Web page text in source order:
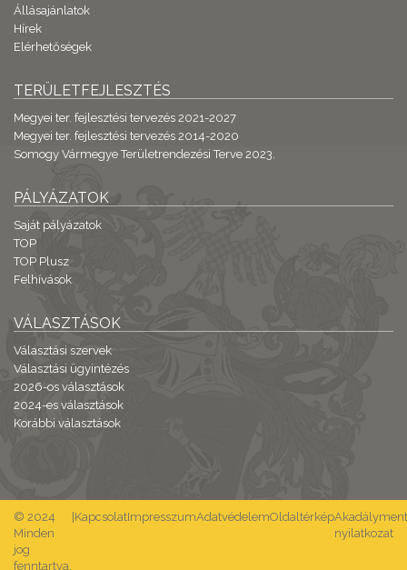
Állásajánlatok
Hírek
Elérhetőségek
TERÜLETFEJLESZTÉS
Megyei ter. fejlesztési tervezés 2021-2027
Megyei ter. fejlesztési tervezés 2014-2020
Somogy Vármegye Területrendezési Terve 2023.
PÁLYÁZATOK
Saját pályázatok
TOP
TOP Plusz
Felhívások
VÁLASZTÁSOK
Választási szervek
Választási ügyintézés
2026-os választások
2024-es választások
Korábbi választások
© 2024
Minden
jog
fenntartva.
KapcsolatImpresszumAdatvédelemOldaltérkép
nyilatkozat